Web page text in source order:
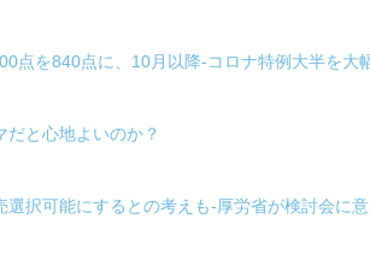
点を840点に、10月以降-コロナ特例大半を大
だと心地よいのか？
選択可能にするとの考えも-厚労省が検討会に